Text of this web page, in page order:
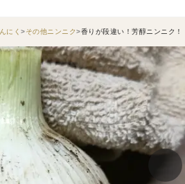
にく その他ニンニク 香りが段違い！芳醇ニンニク！